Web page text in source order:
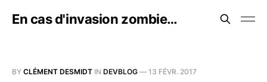
En cas d'invasion zombie…
BY CLÉMENT DESMIDT IN DEVBLOG — 13 FÉVR. 2017